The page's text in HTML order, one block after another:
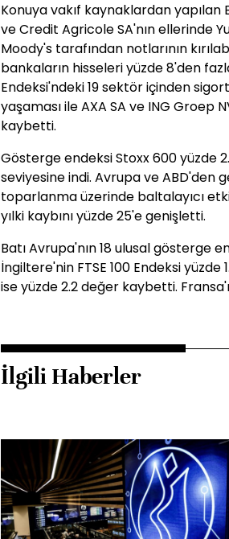
Konuya vakıf kaynaklardan yapılan
ve Credit Agricole SA'nın ellerinde
Moody's tarafından notlarının
bankaların hisseleri yüzde 8'den
Endeksi'ndeki 19 sektör içinden
yaşaması ile AXA SA ve ING Groep
kaybetti.
Gösterge endeksi Stoxx 600 yüzde
seviyesine indi. Avrupa ve ABD'den
toparlanma üzerinde baltalayıcı
yılki kaybını yüzde 25'e genişletti.
Batı Avrupa'nın 18 ulusal gösterge
İngiltere'nin FTSE 100 Endeksi
ise yüzde 2.2 değer kaybetti.
İlgili Haberler